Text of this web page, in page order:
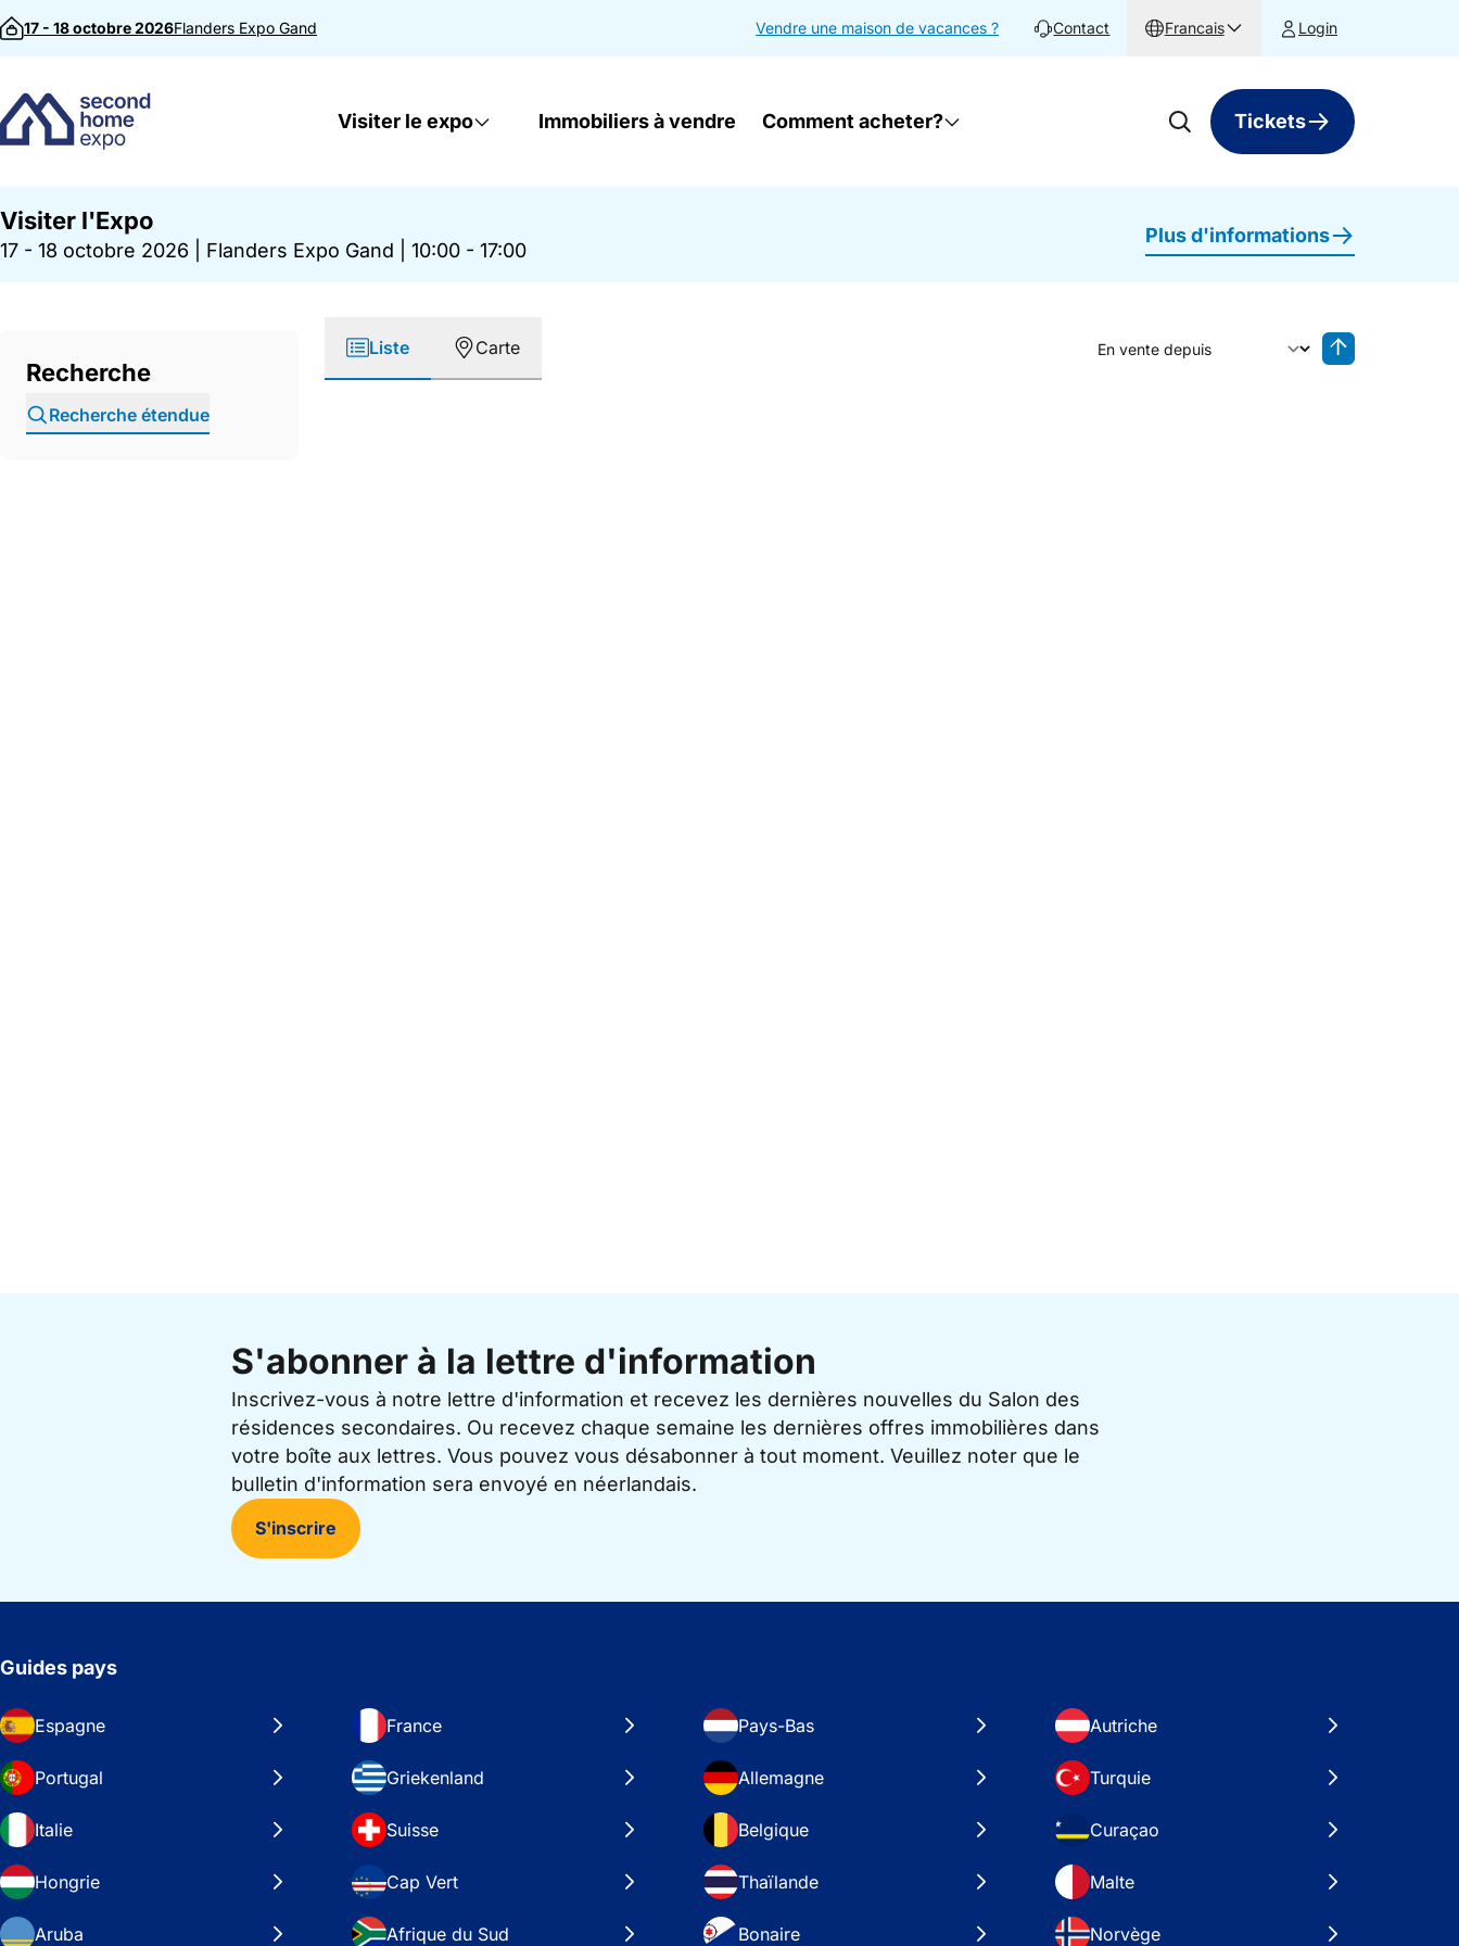
Passer au contenu
17 - 18 octobre 2026Flanders Expo Gand Vendre une maison de vacances ? Contact Francais Login
Visiter le expo Immobiliers à vendre Comment acheter? Tickets
Visiter l'Expo
17 - 18 octobre 2026 Flanders Expo Gand 10:00 - 17:00
Plus d'informations
Recherche
Recherche étendue
Liste Carte
Trier par
S'abonner à la lettre d'information
Inscrivez-vous à notre lettre d'information et recevez les dernières nouvelles du Salon des
résidences secondaires. Ou recevez chaque semaine les dernières offres immobilières dans
votre boîte aux lettres. Vous pouvez vous désabonner à tout moment. Veuillez noter que le
bulletin d'information sera envoyé en néerlandais.
S'inscrire
Guides pays
Espagne France Pays-Bas Autriche
Portugal Griekenland Allemagne Turquie
Italie Suisse Belgique Curaçao
Hongrie Cap Vert Thaïlande Malte
Aruba Afrique du Sud Bonaire Norvège